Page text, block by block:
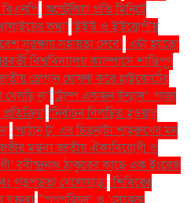
‘অস্ট্রেলিয়া প্রতি মিনিটে
কথা’ ‘ইইউ ও ইউরোপীয়
সুরক্ষায় সহায়তা দেবে’ ‘এটা হয়তো
বিশ্ববিদ্যালয় ক্যাম্পাসে শান্তিপূর্ণ
স্লোগান ঘোষণা করে হাইকোর্টের
না’ ‘ট্রাম্প একজন উন্মাদ’: গাজা
‘নির্বাচন বিলম্বিত হওয়ার
‘পাঠান টু’ এর চিত্রনাট্য শাহরুখের মন
মন্তব্য জাতীয় ঐক্যবিরোধী ও
রবীন্দ্রনাথ ঠাকুরের কাছে এক ইংরেজ
গড়পড়তা খেলোয়াড়’ ‘শিবিরের
বক্তব্য"‘গণপরিষদ’ ও ‘সেকেন্ড